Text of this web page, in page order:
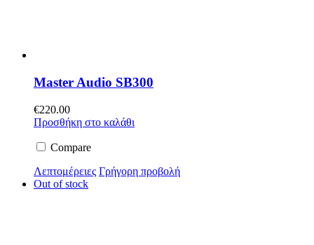
Master Audio SB300
€220.00
Προσθήκη στο καλάθι
Compare
Λεπτομέρειες Γρήγορη προβολή
Out of stock